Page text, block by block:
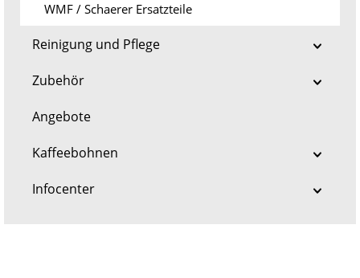
WMF / Schaerer Ersatzteile
Reinigung und Pflege
Zubehör
Angebote
Kaffeebohnen
Infocenter